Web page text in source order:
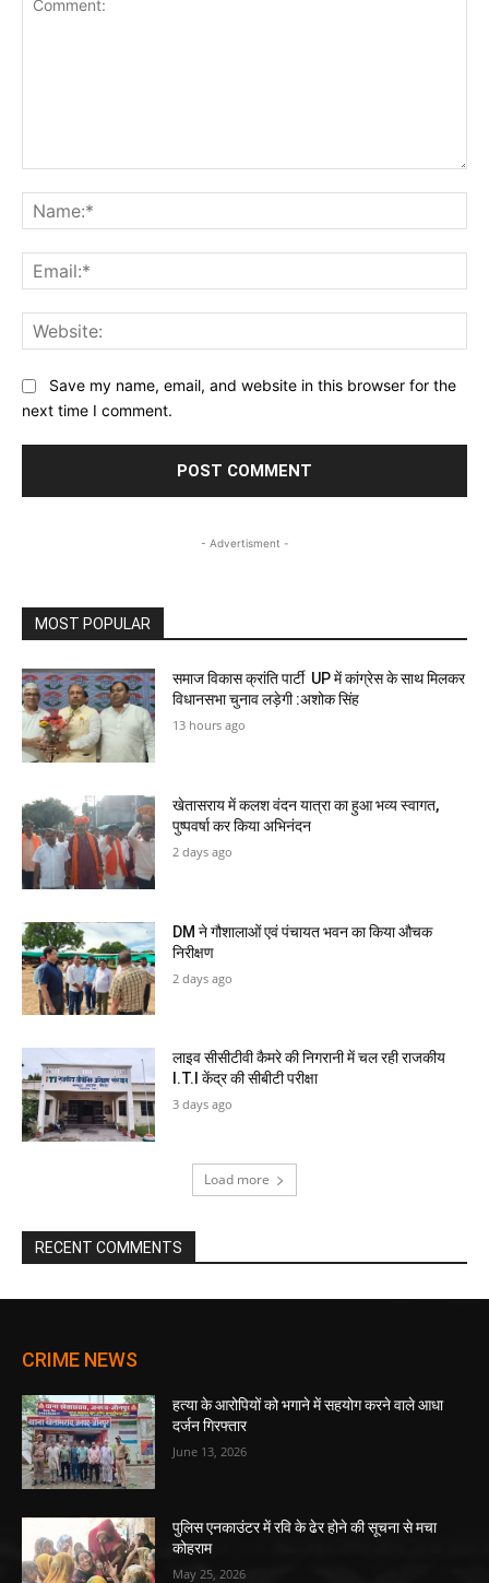
Save my name, email, and website in this browser for the
next time I comment.
- Advertisment -
MOST POPULAR
समाज विकास क्रांति पार्टी UP में कांग्रेस के साथ मिलकर
विधानसभा चुनाव लड़ेगी :अशोक सिंह
13 hours ago
खेतासराय में कलश वंदन यात्रा का हुआ भव्य स्वागत,
पुष्पवर्षा कर किया अभिनंदन
2 days ago
DM ने गौशालाओं एवं पंचायत भवन का किया औचक
निरीक्षण
2 days ago
लाइव सीसीटीवी कैमरे की निगरानी में चल रही राजकीय
I.T.I केंद्र की सीबीटी परीक्षा
3 days ago
Load more
RECENT COMMENTS
CRIME NEWS
हत्या के आरोपियों को भगाने में सहयोग करने वाले आधा
दर्जन गिरफ्तार
June 13, 2026
पुलिस एनकाउंटर में रवि के ढेर होने की सूचना से मचा
कोहराम
May 25, 2026